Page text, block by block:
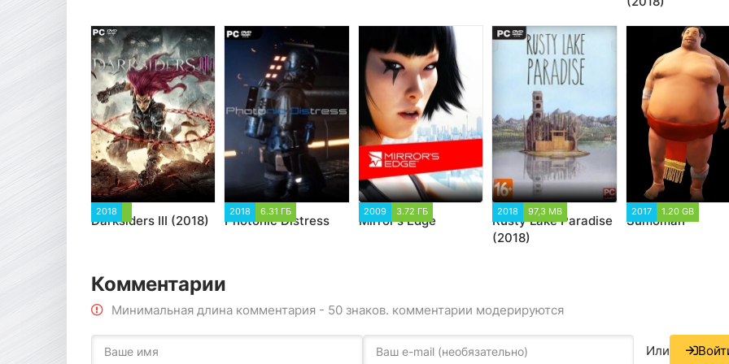
2018
Darksiders III (2018)
2018 6.31 ГБ
Photonic Distress
2009 3.72 ГБ
Mirror's Edge
2018 97,3 MB
Rusty Lake Paradise
(2018)
2017 1.20 GB
Sumoman
Комментарии
Минимальная длина комментария - 50 знаков. комментарии модерируются
Или